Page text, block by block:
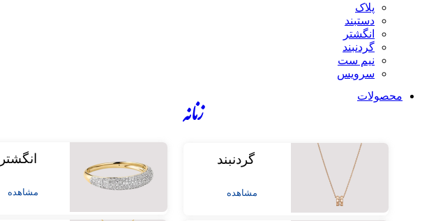
پلاک
دستبند
انگشتر
گردنبند
نیم ست
سرویس
محصولات
زنانه
گردنبند
مشاهده
انگشتر
مشاهده